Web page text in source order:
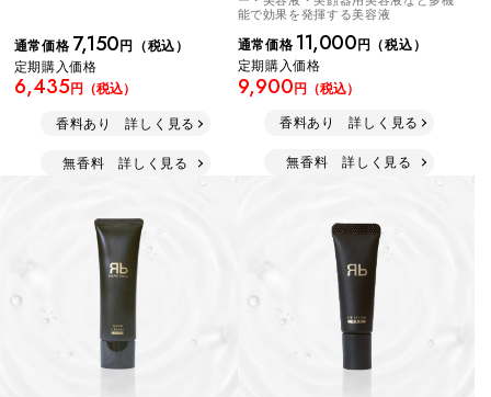
通常価格 7,150円（税込）
定期購入価格
6,435円（税込）
香料あり 詳しく見る
無香料 詳しく見る
能で効果を発揮する美容液
通常価格 11,000円（税込）
定期購入価格
9,900円（税込）
香料あり 詳しく見る
無香料 詳しく見る